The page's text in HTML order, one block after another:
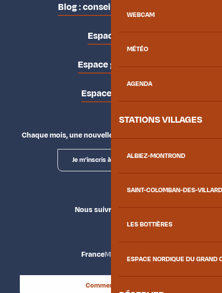
WEBCAM
MÉTÉO
AGENDA
STATIONS VILLAGES
ALBIEZ-MONTROND
SAINT-COLOMBAN-DES-
LES BOTTIÈRES
ESPACE NORDIQUE DU GRAND
Blog : conseils des locaux
Espace pro
Espace groupes
Espace presse
Chaque mois, une nouvelle façon d'explorer la vallée.
Je m'inscris à la newsletter
Nous suivre
FranceMaurienne
Comment venir ?